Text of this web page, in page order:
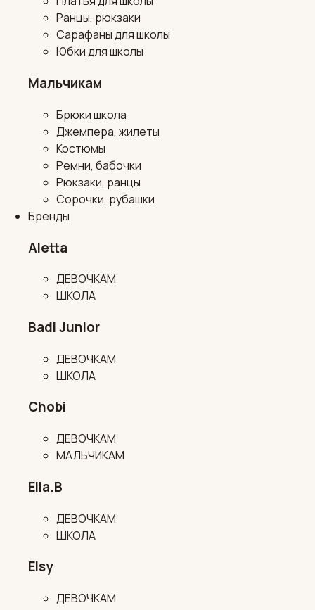
Ранцы, рюкзаки
Сарафаны для школы
Юбки для школы
Мальчикам
Брюки школа
Джемпера, жилеты
Костюмы
Ремни, бабочки
Рюкзаки, ранцы
Сорочки, рубашки
Бренды
Aletta
ДЕВОЧКАМ
ШКОЛА
Badi Junior
ДЕВОЧКАМ
ШКОЛА
Chobi
ДЕВОЧКАМ
МАЛЬЧИКАМ
Ella.B
ДЕВОЧКАМ
ШКОЛА
Elsy
ДЕВОЧКАМ